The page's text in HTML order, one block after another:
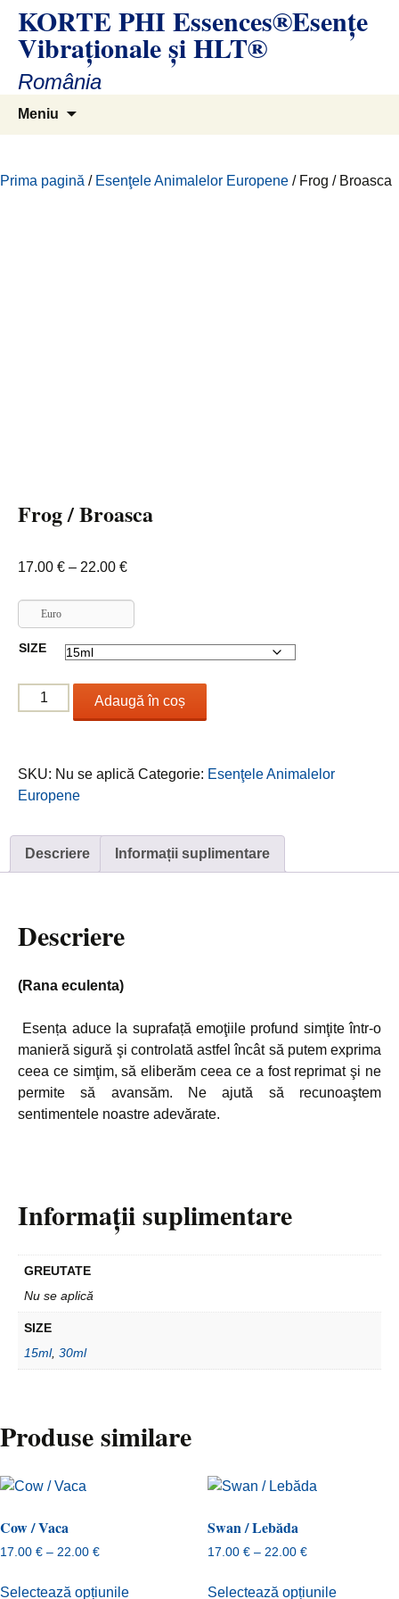
conținut
KORTE PHI Essences®Esenţe
Vibraţionale și HLT®
România
Meniu
Prima pagină / Esenţele Animalelor Europene / Frog / Broasca
Frog / Broasca
17.00 € – 22.00 €Interval
17.00 €
22.00 €
Euro
SIZE
Cantitate
Frog
Adaugă în coș
SKU: Nu se aplică Categorie: Esenţele Animalelor
Europene
Descriere Informații suplimentare
Descriere
(Rana eculenta)
Esența aduce la suprafață emoţiile profund simţite într-o
manieră sigură şi controlată astfel încât să putem exprima
ceea ce simţim, să eliberăm ceea ce a fost reprimat şi ne
permite să avansăm. Ne ajută să recunoaştem
sentimentele noastre adevărate.
Informații suplimentare
GREUTATE
Nu se aplică
SIZE
15ml, 30ml
Produse similare
Cow / Vaca
17.00 € – 22.00 €Interval
prețuri:
Selectează opțiunile
Swan / Lebăda
17.00 € – 22.00 €Interval
prețuri:
Selectează opțiunile